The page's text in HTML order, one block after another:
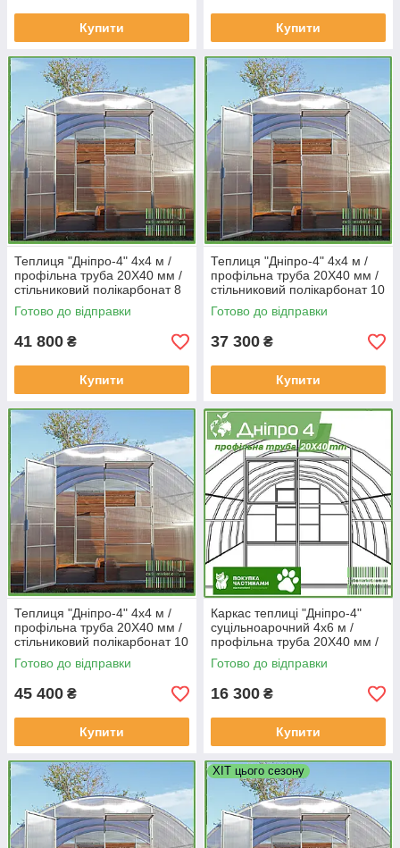
Купити Купити
Теплиця "Дніпро-4" 4х4 м /
профільна труба 20Х40 мм /
стільниковий полікарбонат 8
мм PREMIUM
Готово до відправки
41 800 ₴
Купити
Теплиця "Дніпро-4" 4х4 м /
профільна труба 20Х40 мм /
стільниковий полікарбонат 10
мм Standard
Готово до відправки
37 300 ₴
Купити
Теплиця "Дніпро-4" 4х4 м /
профільна труба 20Х40 мм /
стільниковий полікарбонат 10
мм PREMIUM
Готово до відправки
45 400 ₴
Купити
Каркас теплиці "Дніпро-4"
суцільноарочний 4х6 м /
профільна труба 20Х40 мм /
під стільниковий
полікарбонат
Готово до відправки
16 300 ₴
Купити
ХІТ цього сезону